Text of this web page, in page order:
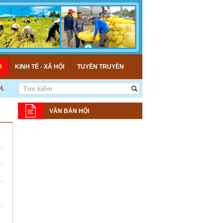
KINH TẾ - XÃ HỘI TUYÊN TRUYỀN
TRIỂN! >>>
VĂN BẢN HỘI